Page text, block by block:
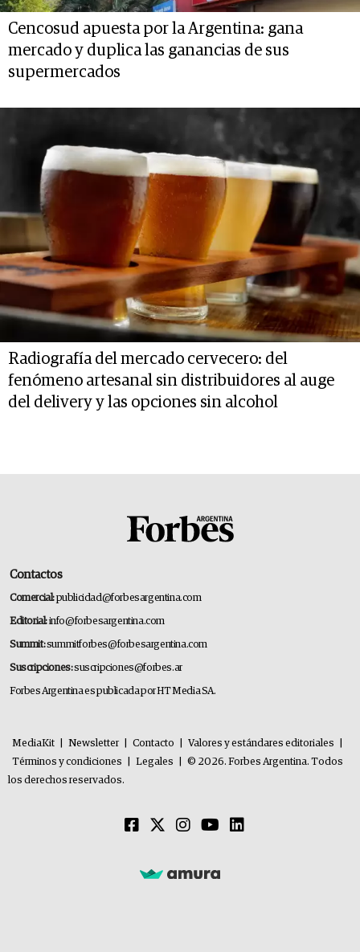
Cencosud apuesta por la Argentina: gana
mercado y duplica las ganancias de sus
supermercados
Radiografía del mercado cervecero: del
fenómeno artesanal sin distribuidores al auge
del delivery y las opciones sin alcohol
Contactos
Comercial:publicidad@forbesargentina.com
Editorial:info@forbesargentina.com
Summit:summitforbes@forbesargentina.com
Suscripciones:suscripciones@forbes.ar
Forbes Argentina es publicada por HT Media SA.
MediaKit Newsletter Contacto Valores y estándares editoriales
Términos y condiciones
Legales
© 2026. Forbes Argentina. Todos
los derechos reservados.